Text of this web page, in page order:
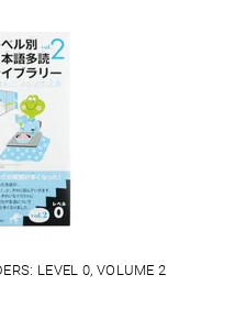
LEVEL 0, VOLUME 2